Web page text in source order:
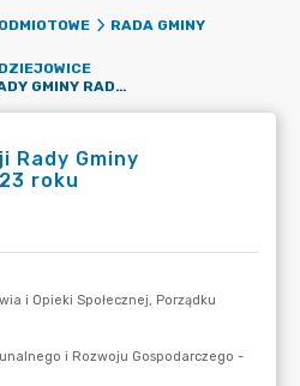
RADA GMINY
PLANY PRACY KOMISJI RADY GMINY RADZIEJOWICE W 2023 ROKU
Rady Gminy
roku